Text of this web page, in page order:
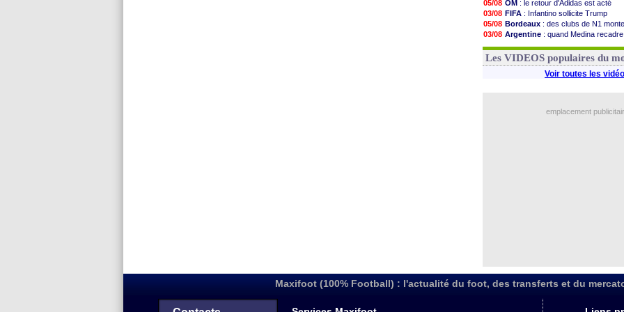
05/08 OM : le retour d'Adidas est acté
03/08 FIFA : Infantino sollicite Trump
05/08 Bordeaux : des clubs de N1
03/08 Argentine : quand Medina
03/08 OM: Paixão attire un 2e club
Les VIDEOS populaires du
Voir toutes les
emplacement
Maxifoot (100% Football) : l'actualité du foot, des transferts et du